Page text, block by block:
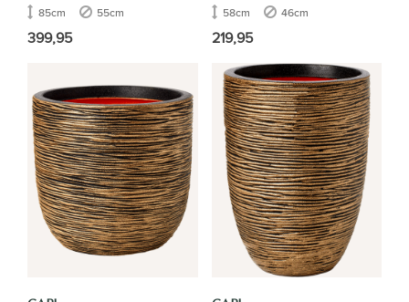
85cm 55cm
399,95
58cm 46cm
219,95